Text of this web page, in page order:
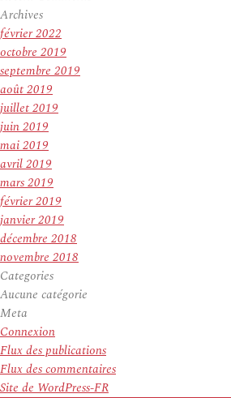
Archives
février 2022
octobre 2019
septembre 2019
août 2019
juillet 2019
juin 2019
mai 2019
avril 2019
mars 2019
février 2019
janvier 2019
décembre 2018
novembre 2018
Categories
Aucune catégorie
Meta
Connexion
Flux des publications
Flux des commentaires
Site de WordPress-FR